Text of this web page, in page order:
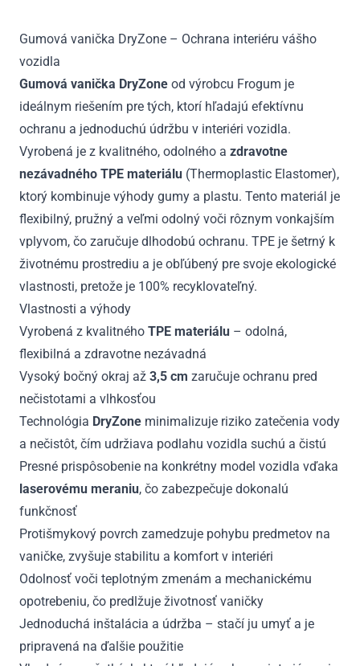
subwooferom
od
2018
Gumová vanička DryZone – Ochrana interiéru vášho
vozidla
Gumová vanička DryZone od výrobcu Frogum je
ideálnym riešením pre tých, ktorí hľadajú efektívnu
ochranu a jednoduchú údržbu v interiéri vozidla.
Vyrobená je z kvalitného, odolného a zdravotne
nezávadného TPE materiálu (Thermoplastic Elastomer),
ktorý kombinuje výhody gumy a plastu. Tento materiál je
flexibilný, pružný a veľmi odolný voči rôznym vonkajším
vplyvom, čo zaručuje dlhodobú ochranu. TPE je šetrný k
životnému prostrediu a je obľúbený pre svoje ekologické
vlastnosti, pretože je 100% recyklovateľný.
Vlastnosti a výhody
Vyrobená z kvalitného TPE materiálu – odolná,
flexibilná a zdravotne nezávadná
Vysoký bočný okraj až 3,5 cm zaručuje ochranu pred
nečistotami a vlhkosťou
Technológia DryZone minimalizuje riziko zatečenia vody
a nečistôt, čím udržiava podlahu vozidla suchú a čistú
Presné prispôsobenie na konkrétny model vozidla vďaka
laserovému meraniu, čo zabezpečuje dokonalú
funkčnosť
Protišmykový povrch zamedzuje pohybu predmetov na
vaničke, zvyšuje stabilitu a komfort v interiéri
Odolnosť voči teplotným zmenám a mechanickému
opotrebeniu, čo predlžuje životnosť vaničky
Jednoduchá inštalácia a údržba – stačí ju umyť a je
pripravená na ďalšie použitie